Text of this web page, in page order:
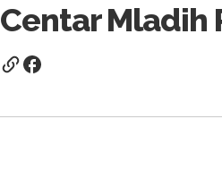
Centar Mladih